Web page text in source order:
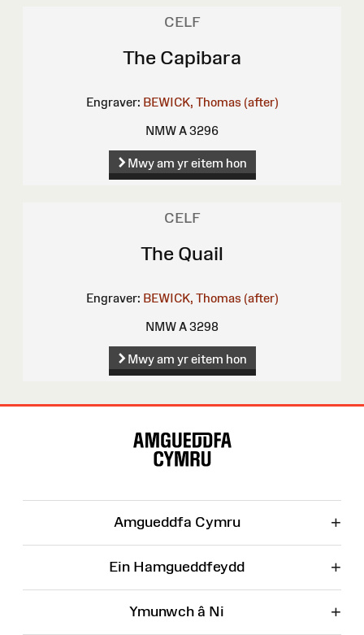
CELF
The Capibara
Engraver: BEWICK, Thomas (after)
NMW A 3296
Mwy am yr eitem hon
CELF
The Quail
Engraver: BEWICK, Thomas (after)
NMW A 3298
Mwy am yr eitem hon
Amgueddfa Cymru +
Ein Hamgueddfeydd +
Ymunwch â Ni +